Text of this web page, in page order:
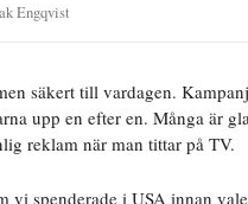
Engqvist
säkert till vardagen.
upp en efter en. Många är
reklam när man tittar på TV.
vi spenderade i USA innan